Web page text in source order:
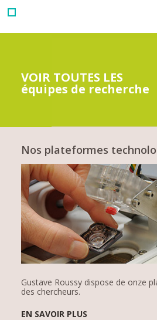
VOIR TOUTES LES
équipes de recherche
Nos plateformes
Gustave Roussy dispose de onze
des chercheurs.
EN SAVOIR PLUS